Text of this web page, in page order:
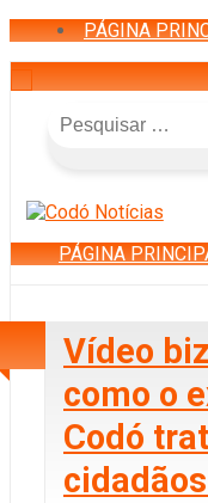
PÁGINA
Pesquisar
por:
PÁGINA
Vídeo
como o
Codó